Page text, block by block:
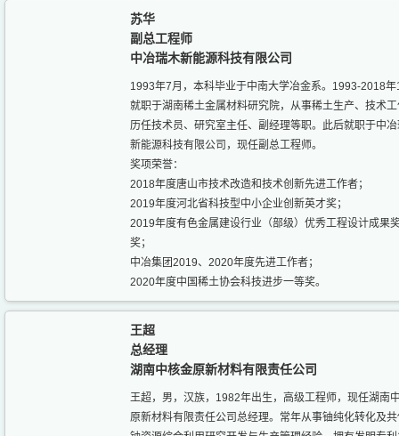
苏华
副总工程师
中冶瑞木新能源科技有限公司
1993年7月，本科毕业于中南大学冶金系。1993-2018年
就职于湖南稀土金属材料研究院，从事稀土生产、技术
历任技术员、研究室主任、副经理等职。此后就职于中
新能源科技有限公司，现任副总工程师。
奖项荣誉：
2018年度唐山市技术改造和技术创新先进工作者；
2019年度河北省科技型中小企业创新英才奖；
2019年度有色金属建设行业（部级）优秀工程设计成果
奖；
中冶集团2019、2020年度先进工作者；
2020年度中国稀土协会科技进步一等奖。
王超
总经理
湖南中核金原新材料有限责任公司
王超，男，汉族，1982年出生，高级工程师，现任湖南
原新材料有限责任公司总经理。常年从事铀纯化转化及